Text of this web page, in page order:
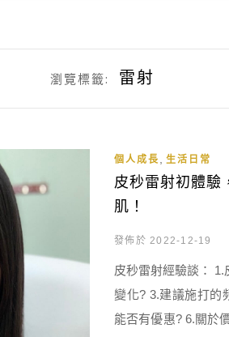
瀏覽標籤: 雷射
個人成長 生活日常
皮秒雷射初體驗
肌！
發佈於 2022-12-19
皮秒雷射經驗談：
變化? 3.建議施打的
能否有優惠? 6.關於